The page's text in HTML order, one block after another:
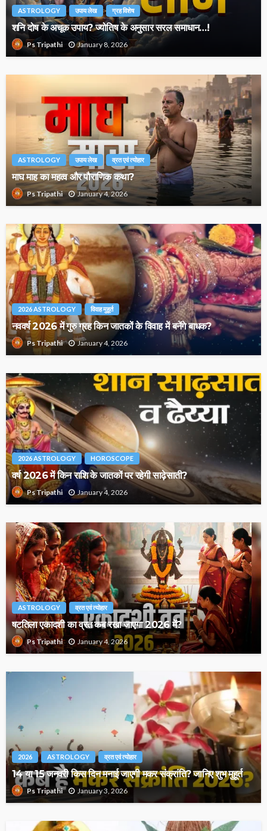
ASTROLOGY उपाय लेख ग्रह विशेष
शनि दोष के अचूक उपाय? ज्योतिष के अनुसार सरल समाधान…!
Ps Tripathi January 8, 2026
ASTROLOGY उपाय लेख व्रत एवं त्योहार
माघ माह का महत्व और पौराणिक कथा?
Ps Tripathi January 4, 2026
2026 ASTROLOGY विवाह मुहूर्त
नववर्ष 2026 में गुरु ग्रह किन जातकों के विवाह में बनेंगे बाधक?
Ps Tripathi January 4, 2026
2026 ASTROLOGY HOROSCOPE
वर्ष 2026 में किन राशि के जातकों पर रहेगी साढ़ेसाती?
Ps Tripathi January 4, 2026
ASTROLOGY व्रत एवं त्योहार
षटतिला एकादशी का व्रत कब रखा जाएगा 2026 में?
Ps Tripathi January 4, 2026
2026 ASTROLOGY व्रत एवं त्योहार
14 या 15 जनवरी किस दिन मनाई जाएगी मकर संक्रांति? जानिए शुभ मुहूर्त
Ps Tripathi January 3, 2026